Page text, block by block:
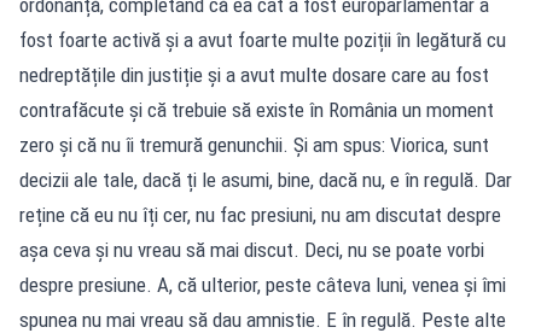
fost foarte activă și a avut foarte multe poziții în legătură cu
nedreptățile din justiție și a avut multe dosare care au fost
contrafăcute și că trebuie să existe în România un moment
zero și că nu îi tremură genunchii. Și am spus: Viorica, sunt
decizii ale tale, dacă ți le asumi, bine, dacă nu, e în regulă. Dar
reține că eu nu îți cer, nu fac presiuni, nu am discutat despre
așa ceva și nu vreau să mai discut. Deci, nu se poate vorbi
despre presiune. A, că ulterior, peste câteva luni, venea și îmi
spunea nu mai vreau să dau amnistie. E în regulă. Peste alte